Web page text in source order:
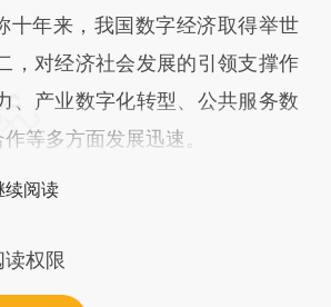
十年来，我国数字经济取得举世
，对经济社会发展的引领支撑作
、产业数字化转型、公共服务数
等多方面发展迅速。
续阅读
权限